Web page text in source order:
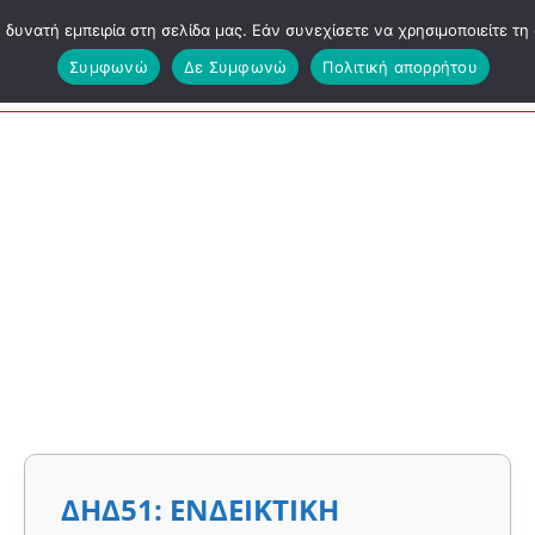
ΕΑΠ ΔΕΟ
ΔΗΔ51: ΕΝΔΕΙΚΤΙΚΗ
ΔΗΔ51:
ΕΝΔΕΙΚΤΙΚΗ
εμπειρία στη σελίδα μας. Εάν συνεχίσετε να χρησιμοποιείτε
Συμφωνώ
Δε Συμφωνώ Πολιτική απορρήτου